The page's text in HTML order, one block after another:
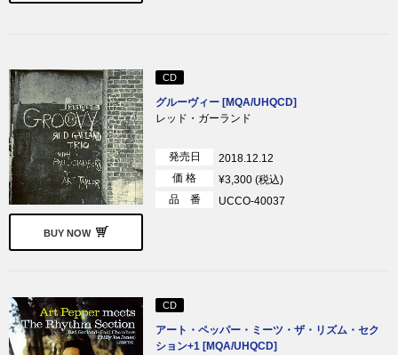
BUY NOW
CD
グルーヴィー [MQA/UHQCD]
レッド・ガーランド
発売日
2018.12.12
価 格
¥3,300 (税込)
品 番
UCCO-40037
CD
アート・ペッパー・ミーツ・ザ・リズム・セク
ション+1 [MQA/UHQCD]